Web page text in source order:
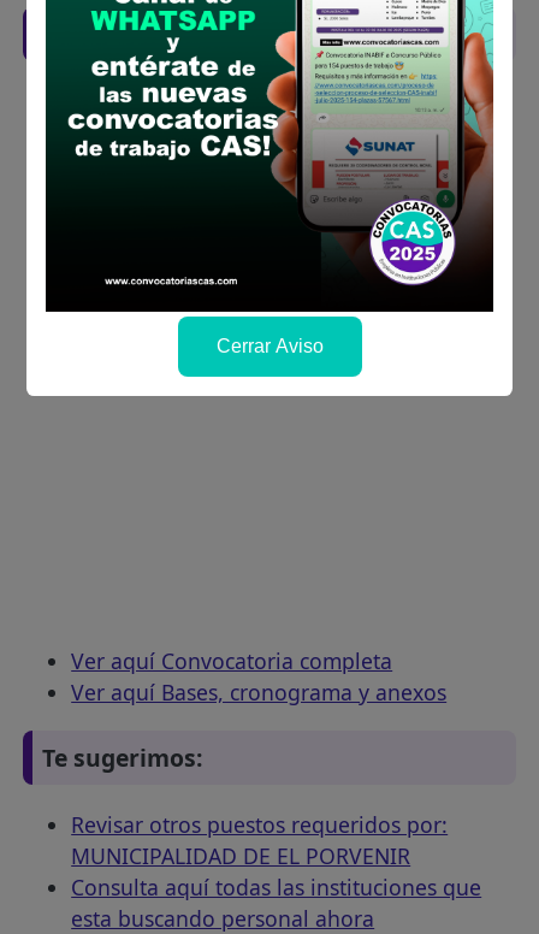
Descarga aquí las Bases
Ver aquí Convocatoria completa
Ver aquí Bases, cronograma y anexos
Te sugerimos:
Revisar otros puestos requeridos por:
MUNICIPALIDAD DE EL PORVENIR
Consulta aquí todas las instituciones que
esta buscando personal ahora
Cerrar Aviso